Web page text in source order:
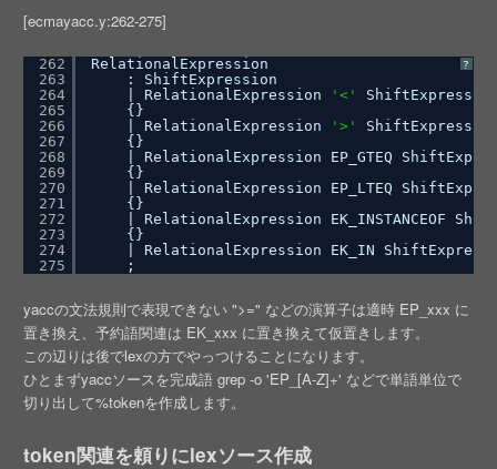
[ecmayacc.y:262-275]
?
262
263
264
265
266
267
268
269
270
271
272
273
274
275
RelationalExpression
: ShiftExpression
| RelationalExpression
'<'
{}
| RelationalExpression
'>'
{}
| RelationalExpression EP_GTEQ
{}
| RelationalExpression EP_LTEQ
{}
| RelationalExpression EK_INSTANCEOF
{}
| RelationalExpression EK_IN
;
yaccの文法規則で表現できない ">=" などの演算子は適時 EP_xxx に
置き換え、予約語関連は EK_xxx に置き換えて仮置きします。
この辺りは後でlexの方でやっつけることになります。
ひとまずyaccソースを完成語 grep -o 'EP_[A-Z]+' などで単語単位で
切り出して%tokenを作成します。
token関連を頼りにlexソース作成